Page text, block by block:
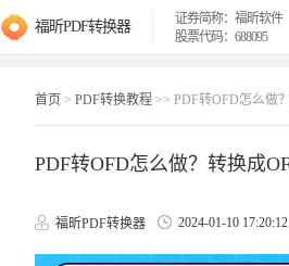
福昕PDF转换器
证券简称：福昕软件
股票代码：688095
首页 > PDF转换教程 >> PDF转OFD怎么做
PDF转OFD怎么做？转换成
福昕PDF转换器 2024-01-10 17:20:12